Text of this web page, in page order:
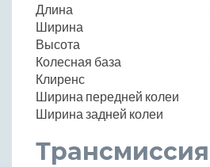
Длина
Ширина
Высота
Колесная база
Клиренс
Ширина передней колеи
Ширина задней колеи
Трансмиссия